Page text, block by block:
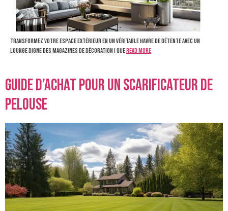
Transformez votre espace extérieur en un véritable havre de détente avec un
lounge digne des magazines de décoration ! QueRead more
Guide d’achat pour un scarificateur de
pelouse